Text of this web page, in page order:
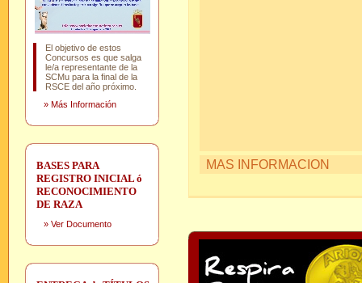
El objetivo de estos
Concursos es que salga
le/a representante de la
SCMu para la final de la
RSCE del año próximo.
» Más Información
BASES PARA
REGISTRO INICIAL ó
RECONOCIMIENTO
DE RAZA
» Ver Documento
MAS INFORMACION